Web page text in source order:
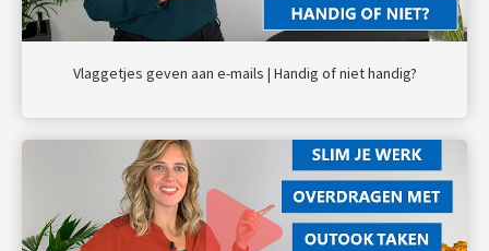
Vlaggetjes geven aan e-mails | Handig of niet handig?